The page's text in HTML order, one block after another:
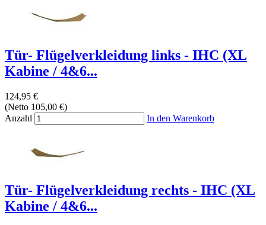
Tür- Flügelverkleidung links - IHC (XL
Kabine / 4&6...
124,95 €
(Netto 105,00 €)
Anzahl
In den Warenkorb
Tür- Flügelverkleidung rechts - IHC (XL
Kabine / 4&6...